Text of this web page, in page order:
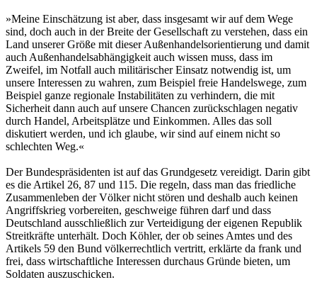
»Meine Einschätzung ist aber, dass insgesamt wir auf dem Wege
sind, doch auch in der Breite der Gesellschaft zu verstehen, dass ein
Land unserer Größe mit dieser Außenhandelsorientierung und damit
auch Außenhandelsabhängigkeit auch wissen muss, dass im
Zweifel, im Notfall auch militärischer Einsatz notwendig ist, um
unsere Interessen zu wahren, zum Beispiel freie Handelswege, zum
Beispiel ganze regionale Instabilitäten zu verhindern, die mit
Sicherheit dann auch auf unsere Chancen zurückschlagen negativ
durch Handel, Arbeitsplätze und Einkommen. Alles das soll
diskutiert werden, und ich glaube, wir sind auf einem nicht so
schlechten Weg.«
Der Bundespräsidenten ist auf das Grundgesetz vereidigt. Darin gibt
es die Artikel 26, 87 und 115. Die regeln, dass man das friedliche
Zusammenleben der Völker nicht stören und deshalb auch keinen
Angriffskrieg vorbereiten, geschweige führen darf und dass
Deutschland ausschließlich zur Verteidigung der eigenen Republik
Streitkräfte unterhält. Doch Köhler, der ob seines Amtes und des
Artikels 59 den Bund völkerrechtlich vertritt, erklärte da frank und
frei, dass wirtschaftliche Interessen durchaus Gründe bieten, um
Soldaten auszuschicken.